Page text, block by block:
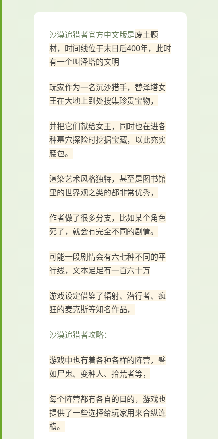
沙漠追猎者官方中文版是废土题
材，时间线位于末日后400年，此时
有一个叫泽塔的文明
玩家作为一名沉沙猎手，替泽塔女
王在大地上到处搜集珍贵宝物，
并把它们献给女王，同时也在进各
种墓穴探险时挖掘宝藏，以此充实
腰包。
渲染艺术风格独特，甚至是图书馆
里的世界观之类的都非常优秀，
作者做了很多分支，比如某个角色
死了，就会有完全不同的剧情。
可能一段剧情会有六七种不同的平
行线，文本足足有一百六十万
游戏设定借鉴了辐射、潜行者、疯
狂的麦克斯等知名作品，
沙漠追猎者攻略：
游戏中也有着各种各样的阵营，譬
如尸鬼、变种人、拾荒者等，
每个阵营都有各自的目的，游戏也
提供了一些选择给玩家用来合纵连
横。